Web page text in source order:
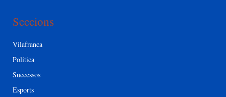
Seccions
Vilafranca
Política
Successos
Esports